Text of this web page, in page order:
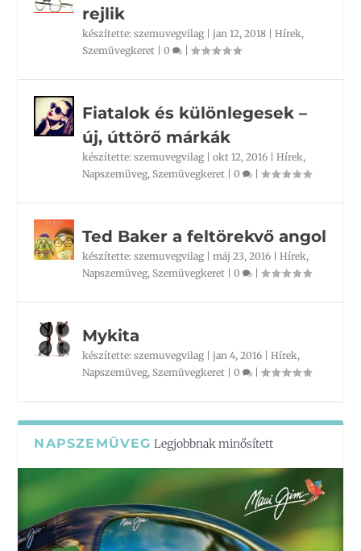
rejlik
készítette:szemuvegvilag |jan 12, 2018 |Hírek,
Szemüvegkeret |0 |
Fiatalok és különlegesek –
új, úttörő márkák
készítette:szemuvegvilag |okt 12, 2016 |Hírek,
Napszemüveg, Szemüvegkeret |0 |
Ted Baker a feltörekvő angol
készítette:szemuvegvilag |máj 23, 2016 |Hírek,
Napszemüveg, Szemüvegkeret |0 |
Mykita
készítette:szemuvegvilag |jan 4, 2016 |Hírek,
Napszemüveg, Szemüvegkeret |0 |
NAPSZEMÜVEG Legjobbnak minősített